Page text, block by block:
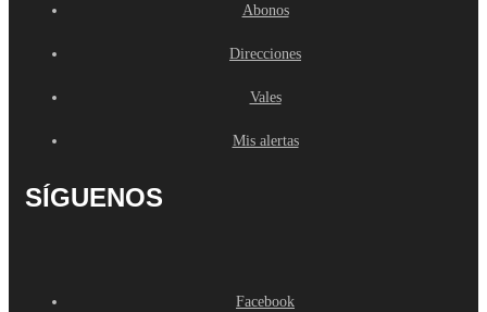
Abonos
Direcciones
Vales
Mis alertas
SÍGUENOS
Facebook